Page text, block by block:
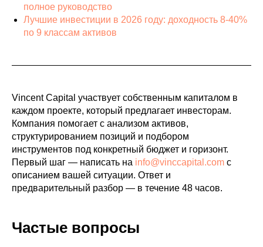
полное руководство
Лучшие инвестиции в 2026 году: доходность 8-40%
по 9 классам активов
Vincent Capital участвует собственным капиталом в
каждом проекте, который предлагает инвесторам.
Компания помогает с анализом активов,
структурированием позиций и подбором
инструментов под конкретный бюджет и горизонт.
Первый шаг — написать на info@vinccapital.com с
описанием вашей ситуации. Ответ и
предварительный разбор — в течение 48 часов.
Частые вопросы